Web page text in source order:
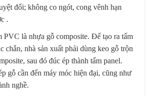
đối; không co ngót, cong vênh hạn
.
PVC là nhựa gỗ composite. Để tạo ra tấm
chắn, nhà sản xuất phải dùng keo gỗ trộn
sau đó đúc ép thành tấm panel.
gỗ cần đến máy móc hiện đại, cũng như
nghề.